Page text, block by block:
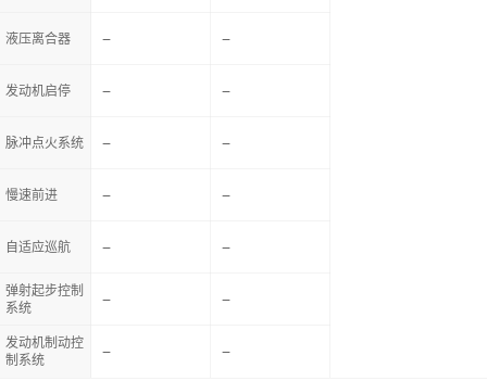
液压离合器
发动机启停
脉冲点火系统
慢速前进
自适应巡航
弹射起步控制
系统
发动机制动控
制系统